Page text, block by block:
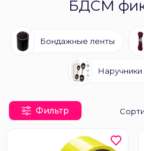
БДСМ
Бондажные ленты
Наручники
Фильтр